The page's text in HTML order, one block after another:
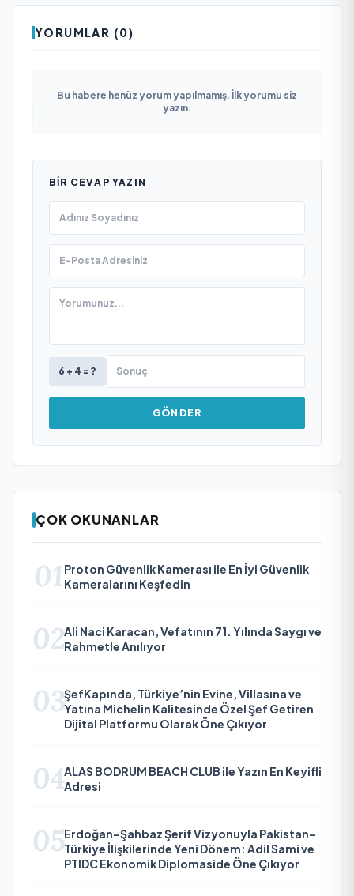
YORUMLAR (0)
Bu habere henüz yorum yapılmamış. İlk yorumu siz
yazın.
BIR CEVAP YAZIN
6 + 4 = ?
GÖNDER
ÇOK OKUNANLAR
01 Proton Güvenlik Kamerası ile En İyi Güvenlik
Kameralarını Keşfedin
02Ali Naci Karacan, Vefatının 71. Yılında Saygı ve
Rahmetle Anılıyor
03ŞefKapında, Türkiye’nin Evine, Villasına ve
Yatına Michelin Kalitesinde Özel Şef Getiren
Dijital Platformu Olarak Öne Çıkıyor
04ALAS BODRUM BEACH CLUB ile Yazın En Keyifli
Adresi
05Erdoğan–Şahbaz Şerif Vizyonuyla Pakistan–
Türkiye İlişkilerinde Yeni Dönem: Adil Sami ve
PTIDC Ekonomik Diplomaside Öne Çıkıyor